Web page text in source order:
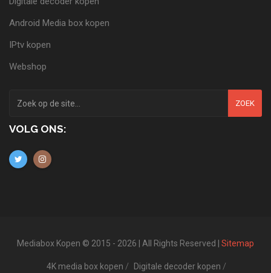
Android Media box kopen
IPtv kopen
Webshop
ZOEK
VOLG ONS:
Mediabox Kopen © 2015 - 2026 | All Rights Reserved | Sitemap
4K media box kopen Digitale decoder kopen